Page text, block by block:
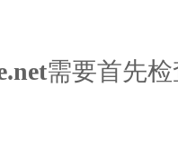
需要首先检